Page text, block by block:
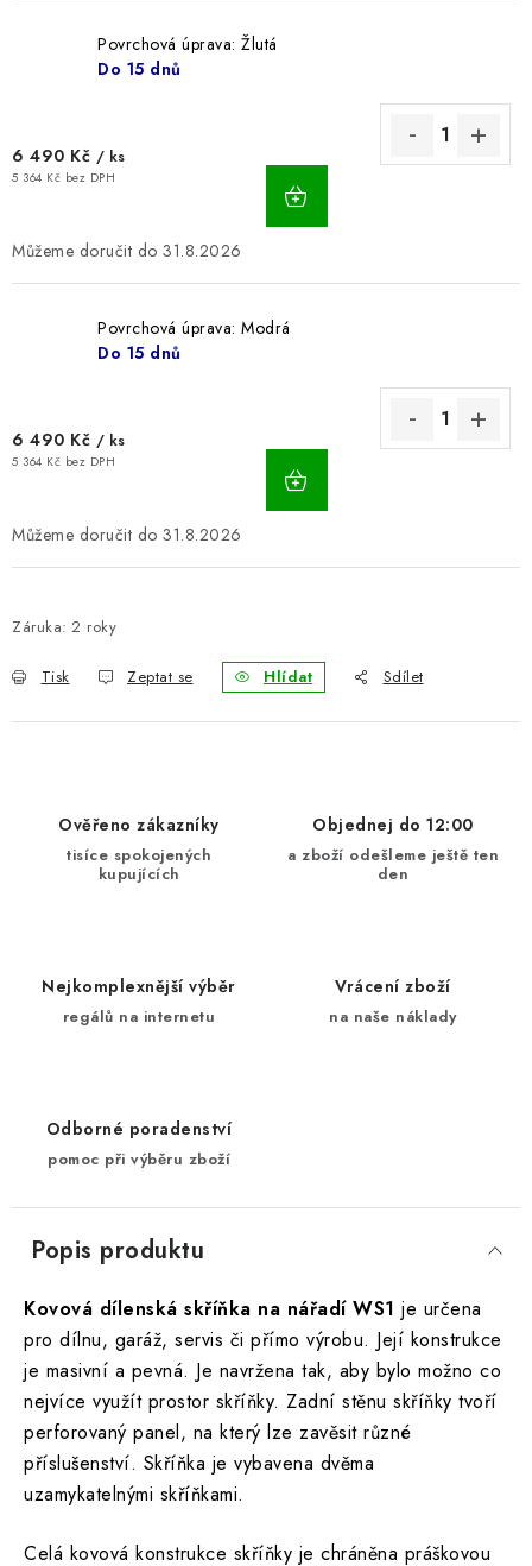
Povrchová úprava: Žlutá
Do 15 dnů
6 490 Kč / ks
5 364 Kč bez DPH
31.8.2026
Povrchová úprava: Modrá
Do 15 dnů
6 490 Kč / ks
5 364 Kč bez DPH
31.8.2026
Záruka: 2 roky
Tisk Zeptat se Hlídat Sdílet
Ověřeno zákazníky
tisíce spokojených
kupujících
Objednej do 12:00
a zboží odešleme ještě ten
den
Nejkomplexnější výběr
regálů na internetu
Vrácení zboží
na naše náklady
Odborné poradenství
pomoc při výběru zboží
Popis produktu
Kovová dílenská skříňka na nářadí WS1 je určena
pro dílnu, garáž, servis či přímo výrobu. Její konstrukce
je masivní a pevná. Je navržena tak, aby bylo možno co
nejvíce využít prostor skříňky. Zadní stěnu skříňky tvoří
perforovaný panel, na který lze zavěsit různé
příslušenství. Skříňka je vybavena dvěma
uzamykatelnými skříňkami.
Celá kovová konstrukce skříňky je chráněna práškovou